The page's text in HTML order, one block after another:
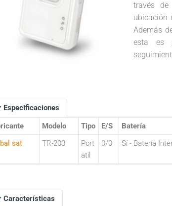
través
ubicación
Además
esta es
Especificaciones
Modelo Tipo E/S Batería
sat
TR-203
Port
atil
0/0 Sí - Batería
Características